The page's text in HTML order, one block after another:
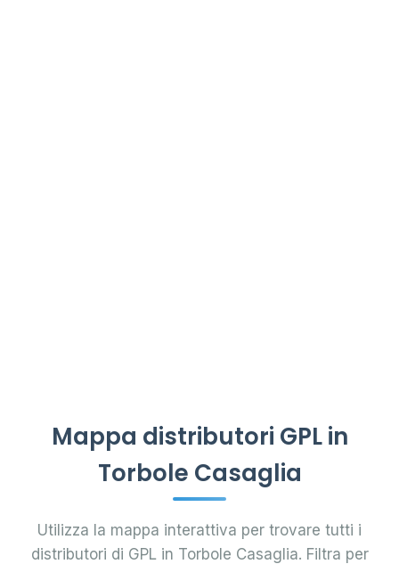
Mappa distributori GPL in
Torbole Casaglia
Utilizza la mappa interattiva per trovare tutti i
distributori di GPL in Torbole Casaglia. Filtra per